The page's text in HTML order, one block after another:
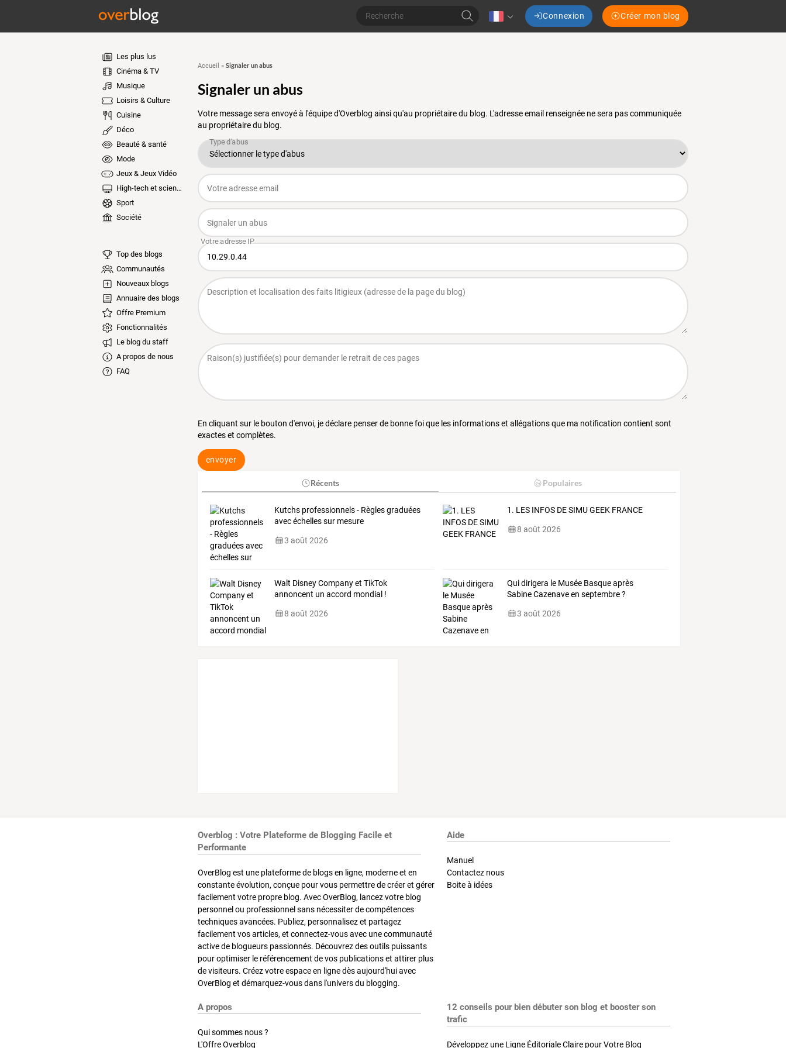
Connexion Créer mon blog
Les plus lus
Cinéma & TV
Musique
Loisirs & Culture
Cuisine
Déco
Beauté & santé
Mode
Jeux & Jeux Vidéo
High-tech et sciences
Sport
Société
Top des blogs
Communautés
Nouveaux blogs
Annuaire des blogs
Offre Premium
Fonctionnalités
Le blog du staff
A propos de nous
FAQ
Accueil » Signaler un abus
Signaler un abus
Votre message sera envoyé à l'équipe d'Overblog ainsi qu'au propriétaire du blog. L'adresse email renseignée ne sera pas communiquée
au propriétaire du blog.
En cliquant sur le bouton d'envoi, je déclare penser de bonne foi que les informations et allégations que ma notification contient sont
exactes et complètes.
envoyer
Récents Populaires
Kutchs professionnels - Règles graduées
avec échelles sur mesure
3 août 2026
1. LES INFOS DE SIMU GEEK FRANCE
8 août 2026
Walt Disney Company et TikTok
annoncent un accord mondial !
8 août 2026
Qui dirigera le Musée Basque après
Sabine Cazenave en septembre ?
3 août 2026
Overblog : Votre Plateforme de Blogging Facile et
Performante
OverBlog est une plateforme de blogs en ligne, moderne et en
constante évolution, conçue pour vous permettre de créer et gérer
facilement votre propre blog. Avec OverBlog, lancez votre blog
personnel ou professionnel sans nécessiter de compétences
techniques avancées. Publiez, personnalisez et partagez
facilement vos articles, et connectez-vous avec une communauté
active de blogueurs passionnés. Découvrez des outils puissants
pour optimiser le référencement de vos publications et attirer plus
de visiteurs. Créez votre espace en ligne dès aujourd'hui avec
OverBlog et démarquez-vous dans l'univers du blogging.
Aide
Manuel
Contactez nous
Boite à idées
A propos
Qui sommes nous ?
L'Offre Overblog
12 conseils pour bien débuter son blog et booster son
trafic
Développez une Ligne Éditoriale Claire pour Votre Blog